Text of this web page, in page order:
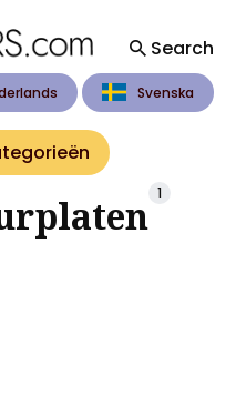
Search
Svenska
1